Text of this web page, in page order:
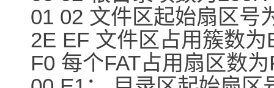
01 02 文件区起始扇区号
2E EF 文件区占用簇数为
F0 每个FAT占用扇区数